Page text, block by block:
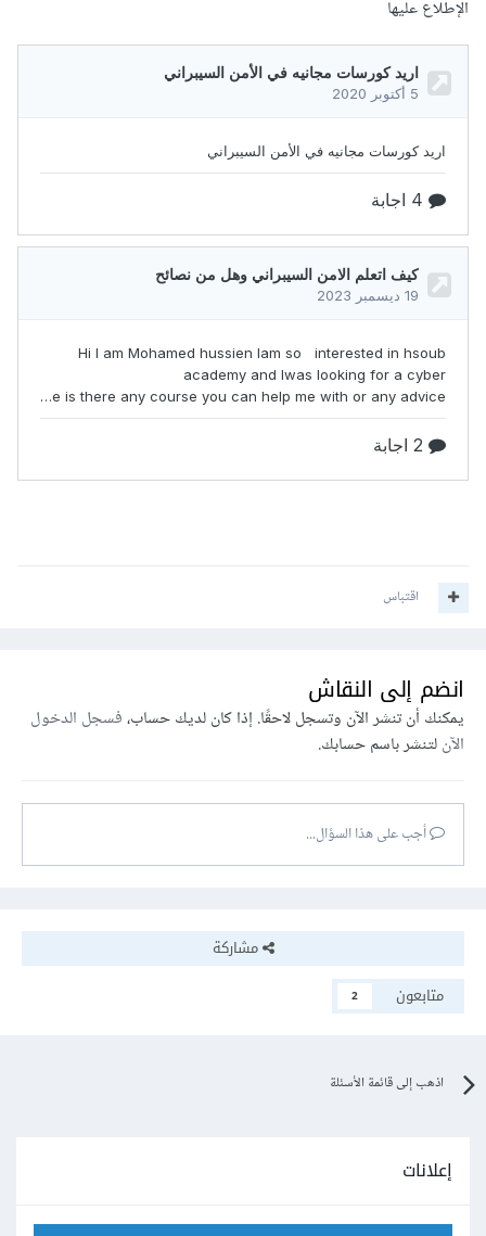
الإطلاع عليها
اقتباس
انضم إلى النقاش
يمكنك أن تنشر الآن وتسجل لاحقًا. إذا كان لديك حساب،فسجل الدخول
الآنلتنشر باسم حسابك.
أجب على هذا السؤال...
مشاركة
متابعون
2
اذهب إلى قائمة الأسئلة
إعلانات